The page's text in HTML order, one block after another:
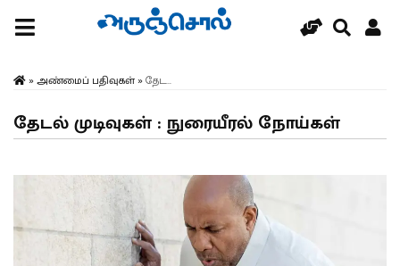
» அண்மைப் பதிவுகள்» தேட...
தேடல் முடிவுகள் : நுரையீரல் நோய்கள்